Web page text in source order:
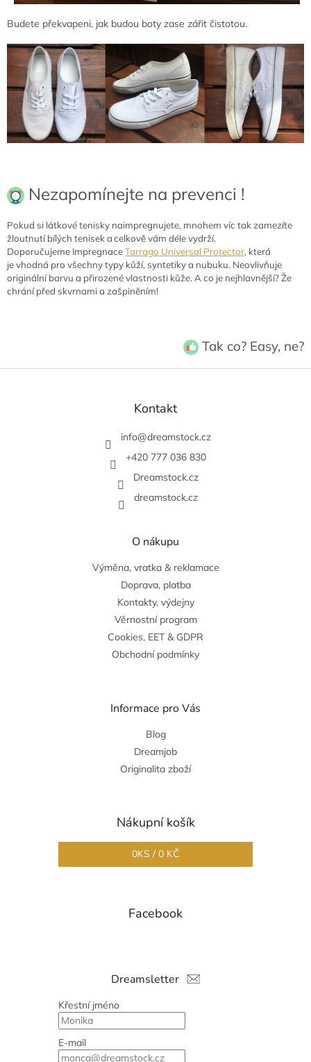
Budete překvapeni, jak budou boty zase zářit čistotou.
Nezapomínejte na prevenci !
Pokud si látkové tenisky naimpregnujete, mnohem víc tak zamezíte
žloutnutí bílých tenisek a celkově vám déle vydrží.
Doporučujeme ImpregnaceTarrago Universal Protector, která
je vhodná pro všechny typy kůží, syntetiky a nubuku. Neovlivňuje
originální barvu a přirozené vlastnosti kůže. A co je nejhlavnější? Že
chrání před skvrnami a zašpiněním!
Tak co? Easy, ne?
Z
Kontakt
info@dreamstock.cz
+420 777 036 830
Dreamstock.cz
dreamstock.cz
O nákupu
Výměna, vratka & reklamace
Doprava, platba
Kontakty, výdejny
Věrnostní program
Cookies, EET & GDPR
Obchodní podmínky
Informace pro Vás
Blog
Dreamjob
Originalita zboží
Nákupní košík
0KS / 0 KČ
Facebook
Dreamsletter
Křestní jméno
E-mail